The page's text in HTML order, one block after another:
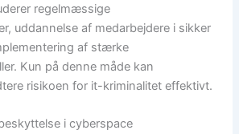
regelmæssige
uddannelse af medarbejdere i sikker
af stærke
Kun på denne måde kan
risikoen for it-kriminalitet effektivt.
i cyberspace